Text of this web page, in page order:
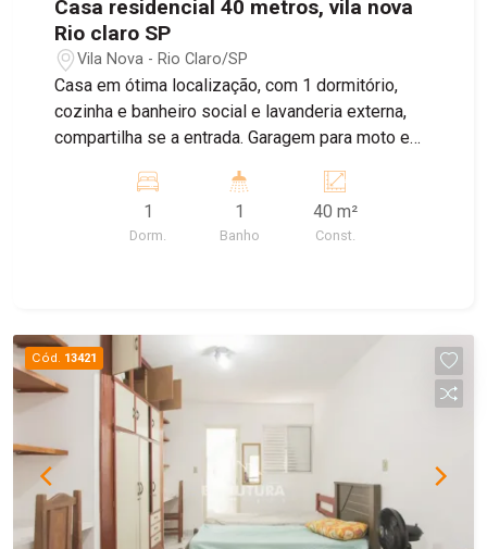
Casa residencial 40 metros, vila nova
Rio claro SP
Vila Nova - Rio Claro/SP
Casa em ótima localização, com 1 dormitório,
cozinha e banheiro social e lavanderia externa,
compartilha se a entrada. Garagem para moto e
1
Dorm.
1
Banho
40 m²
Const.
Cód. 13421